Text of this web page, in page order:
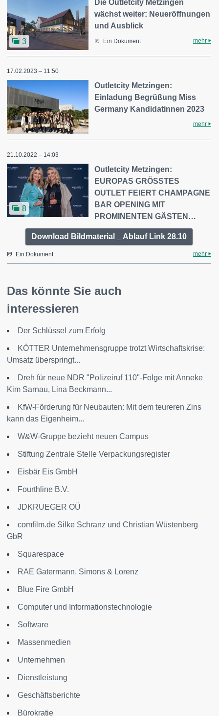
3
Die Outletcity Metzingen
wächst weiter: Neueröffnungen
und Ausblick
Ein Dokument mehr
17.02.2023 – 11:50
Outletcity Metzingen:
Einladung Begrüßung Miss
Germany Kandidatinnen 2023
mehr
21.10.2022 – 14:03
8
Outletcity Metzingen:
EUROPAS GRÖSSTES
OUTLET FEIERT CHAMPAGNE
BAR OPENING MIT
PROMINENTEN GÄSTEN…
Download Bildmaterial _ Ablauf Link 28.10
Ein Dokument mehr
Das könnte Sie auch
interessieren
Der Schlüssel zum Erfolg
KÖTTER Unternehmensgruppe trotzt Wirtschaftskrise:
Umsatz überspringt...
Dreh für neue NDR "Polizeiruf 110"-Folge mit Anneke
Kim Sarnau, Lina Beckmann...
KfW-Förderung für Neubauten: Mit dem teureren Zins
kann das Eigenheim...
W&W-Gruppe bezieht neuen Campus
Stiftung Zentrale Stelle Verpackungsregister
Eisbär Eis GmbH
Fourthline B.V.
JDKRUEGER OÜ
comfilm.de Silke Schranz und Christian Wüstenberg
GbR
Squarespace
RAE Gatermann, Simons & Lorenz
Blue Fire GmbH
Computer und Informationstechnologie
Software
Massenmedien
Unternehmen
Dienstleistung
Geschäftsberichte
Bürokratie